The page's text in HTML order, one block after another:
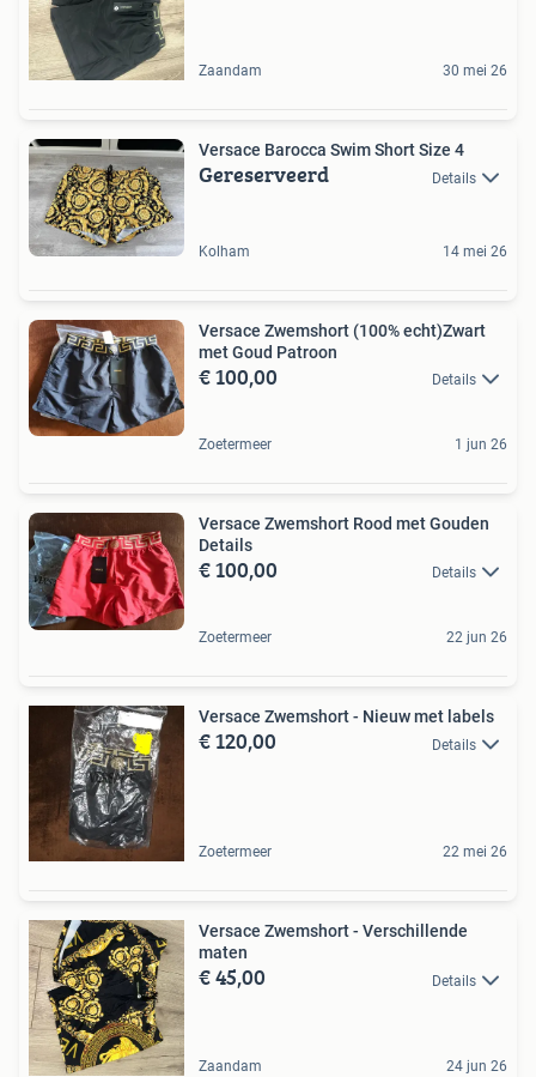
Zaandam 30 mei 26
Versace Barocca Swim Short Size 4
Gereserveerd Details
Kolham 14 mei 26
Versace Zwemshort (100% echt)Zwart
met Goud Patroon
€ 100,00 Details
Zoetermeer 1 jun 26
Versace Zwemshort Rood met Gouden
Details
€ 100,00 Details
Zoetermeer 22 jun 26
Versace Zwemshort - Nieuw met labels
€ 120,00 Details
Zoetermeer 22 mei 26
Versace Zwemshort - Verschillende
maten
€ 45,00 Details
Zaandam 24 jun 26